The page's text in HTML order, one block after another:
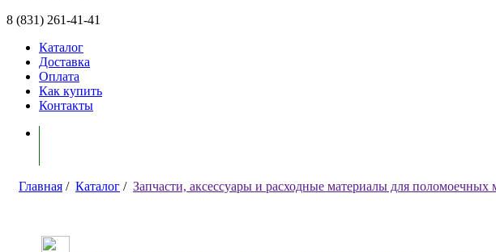
8 (831) 261-41-41
Каталог
Доставка
Оплата
Как купить
Контакты
Главная / Каталог / Запчасти, аксессуары и расходные материалы для поломоечных